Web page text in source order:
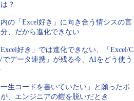
？
の「Excel好き」に向き合う情シスの言
、だから進化できない
好き」では進化できない、「Excel/C
でデータ連携」が残る今、AIをどう使う
生コードを書いていたい」と願ったボ
、エンジニアの鎧を脱いだとき